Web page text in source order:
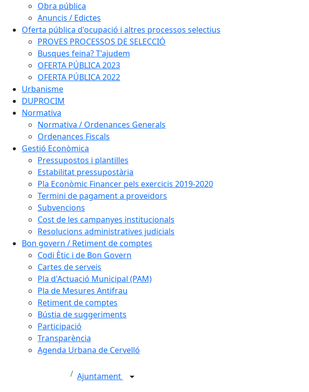
Obra pública
Anuncis / Edictes
Oferta pública d'ocupació i altres processos selectius
PROVES PROCESSOS DE SELECCIÓ
Busques feina? T'ajudem
OFERTA PÚBLICA 2023
OFERTA PÚBLICA 2022
Urbanisme
DUPROCIM
Normativa
Normativa / Ordenances Generals
Ordenances Fiscals
Gestió Econòmica
Pressupostos i plantilles
Estabilitat pressupostària
Pla Econòmic Financer pels exercicis 2019-2020
Termini de pagament a proveïdors
Subvencions
Cost de les campanyes institucionals
Resolucions administratives judicials
Bon govern / Retiment de comptes
Codi Ètic i de Bon Govern
Cartes de serveis
Pla d'Actuació Municipal (PAM)
Pla de Mesures Antifrau
Retiment de comptes
Bústia de suggeriments
Participació
Transparència
Agenda Urbana de Cervelló
Ajuntament